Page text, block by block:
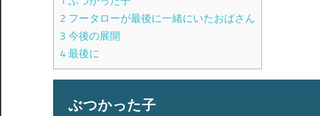
2 フータローが最後に一緒にいたおばさん
3今後の展開
4最後に
ぶつかった子